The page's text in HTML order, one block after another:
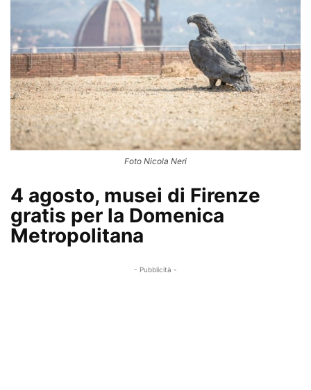
Foto Nicola Neri
4 agosto, musei di Firenze
gratis per la Domenica
Metropolitana
- Pubblicità -